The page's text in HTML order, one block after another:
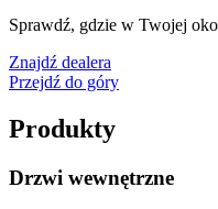
Sprawdź, gdzie w Twojej
Znajdź dealera
Przejdź do góry
Produkty
Drzwi wewnętrzne